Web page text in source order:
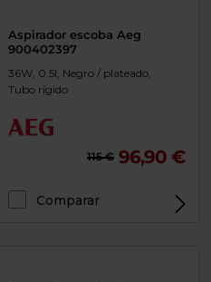
Aspirador escoba Aeg
900402397
36W, 0.5l, Negro / plateado,
Tubo rígido
115 € 96,90 €
Comparar